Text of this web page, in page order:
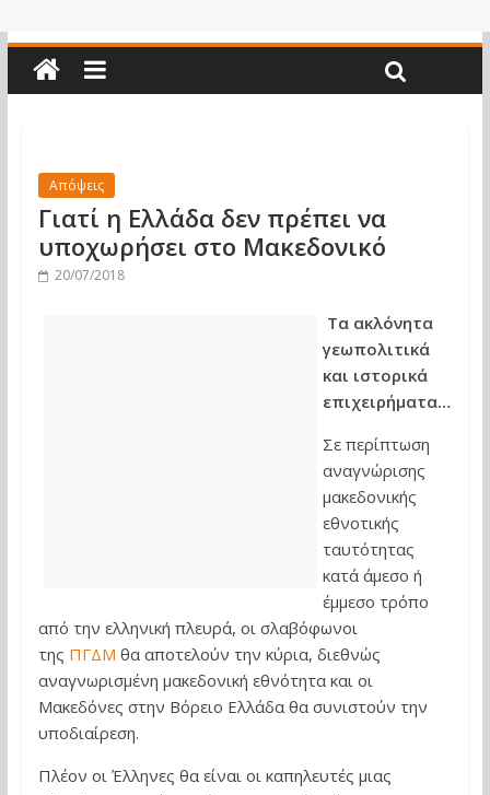
Απόψεις
Γιατί η Ελλάδα δεν πρέπει να
υποχωρήσει στο Μακεδονικό
20/07/2018
Τα ακλόνητα
γεωπολιτικά
και ιστορικά
επιχειρήματα…
Σε περίπτωση
αναγνώρισης
μακεδονικής
εθνοτικής
ταυτότητας
κατά άμεσο ή
έμμεσο τρόπο
από την ελληνική πλευρά, οι σλαβόφωνοι
της ΠΓΔΜ θα αποτελούν την κύρια, διεθνώς
αναγνωρισμένη μακεδονική εθνότητα και οι
Μακεδόνες στην Βόρειο Ελλάδα θα συνιστούν την
υποδιαίρεση.
Πλέον οι Έλληνες θα είναι οι καπηλευτές μιας